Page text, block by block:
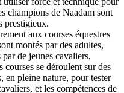
champions de Naadam sont
prestigieux.
aux courses équestres
montés par des adultes,
de jeunes cavaliers,
courses se déroulent sur des
en pleine nature, pour tester
et les compétences de